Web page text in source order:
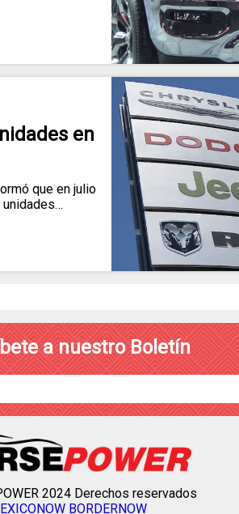
en
que en julio
a nuestro Boletín
2024 Derechos reservados
BORDERNOW